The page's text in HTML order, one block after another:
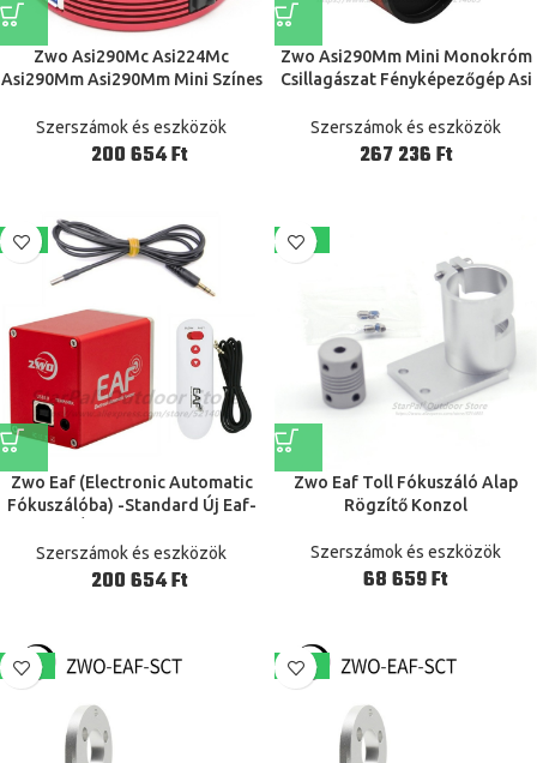
Zwo Asi290Mc Asi224Mc
Asi290Mm Asi290Mm Mini Színes
Planetary Solar Lunar Imaging /
Vezető Nagysebességű Usb3.0
Szerszámok és eszközök
Ft
Zwo Asi290Mm Mini Monokróm
Csillagászat Fényképezőgép Asi
/ Irányadó Usb2.0 Asi290 Mm
Mini Asi 290Mm Asi290Mm
Szerszámok és eszközök
Ft
-7%
Zwo Eaf (Electronic Automatic
Fókuszálóba) -Standard Új Eaf-
Szerszámok és eszközök
Ft
-13%
Zwo Eaf Toll Fókuszáló Alap
Rögzítő Konzol
Szerszámok és eszközök
Ft
-14% -14%